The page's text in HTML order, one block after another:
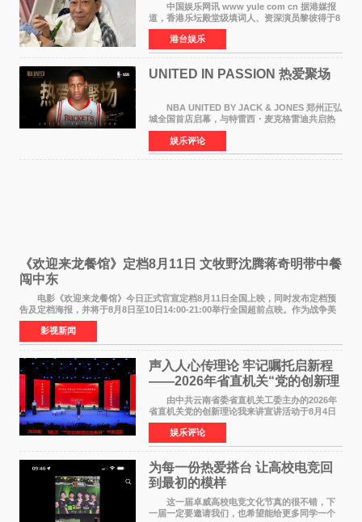
中国娱乐网讯 www yule com cn 据港媒报
道，香港乐坛殿堂级填词人、资深演员黎彼得于8
月5日上午因病离世，终年76岁。好友钟志光透
露，黎彼得今年3月中风后便卧床休养，身体机能
持续衰退，最
港台娱乐
UNITED IN PASSION 热爱聚场
NBA UNITED BY JACK & JONES 郑州正弘
城全国首店启幕，与特雷西・麦克格雷迪共启热
爱 2026 年7 月21 日，
NBAUNITEDBYJACK&JONES 全国首店，于郑
州正弘城正式启幕。NBA 传奇球星
娱乐评论
《欢迎来龙餐馆》定档8月11日 文牧野沈腾蒋奇明带中餐
闯中东
电影《欢迎来龙餐馆》今日正式官宣定档8月11日全国上映，同时发布定档预
告及定档海报，并将于8月8日至10日14:00-21:00举行全国超前点映。作为战争美
食大片，影片讲述的是中国厨师徐福（沈腾
影视新闻
声入人心传理论 牢记嘱托启新程
——2026年省直机关“党的创新理
论我来讲”宣讲活动圆满落幕
由中共云南省委省直机关工委主办的2026年
省直机关党的创新理论我来讲宣讲活动于8月4日
至5日在昆明举办。活动以 "牢记嘱托 感恩奋进
开创云南发展新局面 "为主题，坚持以新时代中国
特色社会主义
娱乐评论
为每一份热爱搭台 让高校电竞回
到最初的模样
这一届卓威高校电竞文化节真的很不错，下
一届一定要邀请我们，也希望能给更多同学一个